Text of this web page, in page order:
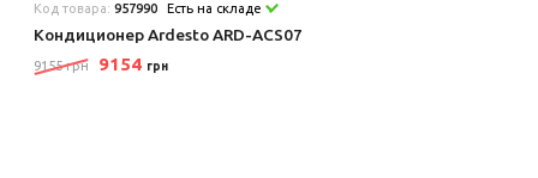
Код товара:957990 Есть на складе
Кондиционер Ardesto ARD-ACS07
9155 грн 9154 грн